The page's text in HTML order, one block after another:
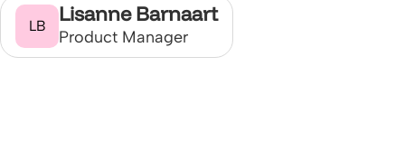
LB Lisanne Barnaart
Product Manager